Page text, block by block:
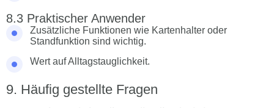
Praktischer Anwender
Zusätzliche Funktionen wie Kartenhalter oder
Standfunktion sind wichtig.
Wert auf Alltagstauglichkeit.
Häufig gestellte Fragen